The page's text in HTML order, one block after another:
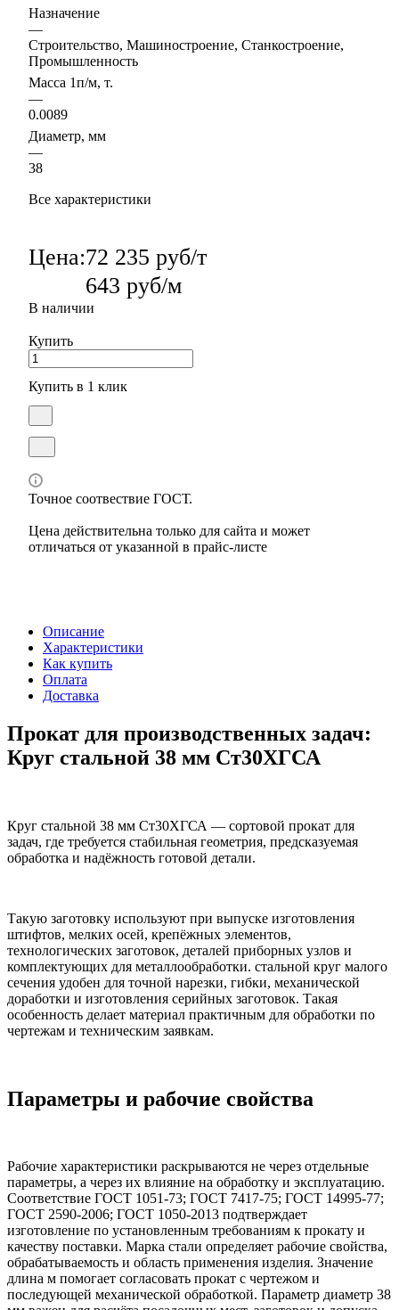
Назначение
—
Строительство, Машиностроение, Станкостроение,
Промышленность
Масса 1п/м, т.
—
0.0089
Диаметр, мм
—
38
Все характеристики
Цена:72 235 руб/т
643 руб/м
В наличии
Купить
Купить в 1 клик
Точное соотвествие ГОСТ.
Цена действительна только для сайта и может
отличаться от указанной в прайс-листе
Описание
Характеристики
Как купить
Оплата
Доставка
Прокат для производственных задач:
Круг стальной 38 мм Ст30ХГСА
Круг стальной 38 мм Ст30ХГСА — сортовой прокат для
задач, где требуется стабильная геометрия, предсказуемая
обработка и надёжность готовой детали.
Такую заготовку используют при выпуске изготовления
штифтов, мелких осей, крепёжных элементов,
технологических заготовок, деталей приборных узлов и
комплектующих для металлообработки. стальной круг малого
сечения удобен для точной нарезки, гибки, механической
доработки и изготовления серийных заготовок. Такая
особенность делает материал практичным для обработки по
чертежам и техническим заявкам.
Параметры и рабочие свойства
Рабочие характеристики раскрываются не через отдельные
параметры, а через их влияние на обработку и эксплуатацию.
Соответствие ГОСТ 1051-73; ГОСТ 7417-75; ГОСТ 14995-77;
ГОСТ 2590-2006; ГОСТ 1050-2013 подтверждает
изготовление по установленным требованиям к прокату и
качеству поставки. Марка стали определяет рабочие свойства,
обрабатываемость и область применения изделия. Значение
длина м помогает согласовать прокат с чертежом и
последующей механической обработкой. Параметр диаметр 38